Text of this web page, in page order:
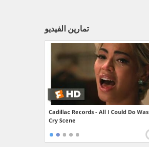
تمارين الفيديو
Cadillac Records - All I Could Do Was
Cry Scene